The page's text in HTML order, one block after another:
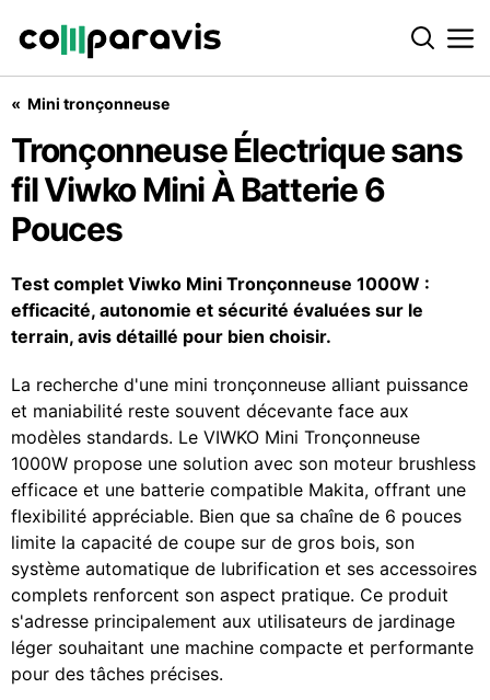
Mini tronçonneuse
Tronçonneuse Électrique sans fil Viwko Mini À Batterie 6 Pouces
Tronçonneuse Électrique sans
fil Viwko Mini À Batterie 6
Pouces
Test complet Viwko Mini Tronçonneuse 1000W :
efficacité, autonomie et sécurité évaluées sur le
terrain, avis détaillé pour bien choisir.
La recherche d'une mini tronçonneuse alliant puissance
et maniabilité reste souvent décevante face aux
modèles standards. Le VIWKO Mini Tronçonneuse
1000W propose une solution avec son moteur brushless
efficace et une batterie compatible Makita, offrant une
flexibilité appréciable. Bien que sa chaîne de 6 pouces
limite la capacité de coupe sur de gros bois, son
système automatique de lubrification et ses accessoires
complets renforcent son aspect pratique. Ce produit
s'adresse principalement aux utilisateurs de jardinage
léger souhaitant une machine compacte et performante
pour des tâches précises.